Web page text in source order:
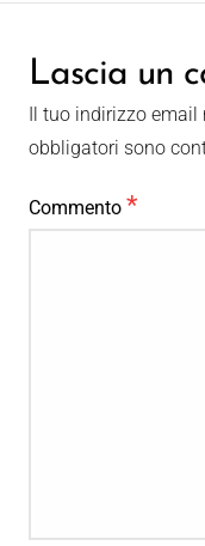
Lascia un
Il tuo indirizzo email
obbligatori sono
Commento *